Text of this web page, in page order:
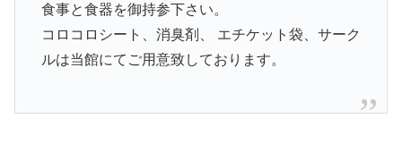
食事と食器を御持参下さい。
コロコロシート、消臭剤、 エチケット袋、サーク
ルは当館にてご用意致しております。